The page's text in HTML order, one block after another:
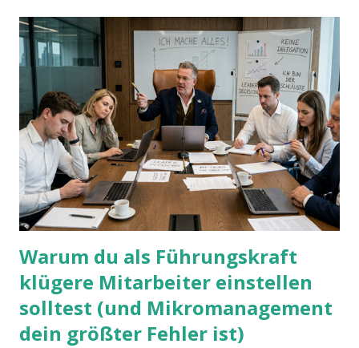
Warum du als Führungskraft
klügere Mitarbeiter einstellen
solltest (und Mikromanagement
dein größter Fehler ist)